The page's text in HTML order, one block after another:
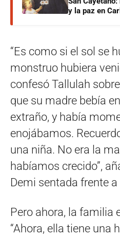
y la paz en
“Es como si el sol se
monstruo hubiera
confesó Tallulah
que su madre bebía
extraño, y había
enojábamos.
una niña. No era la
habíamos crecido”,
Demi sentada frente a
Pero ahora, la familia
“Ahora, ella tiene una